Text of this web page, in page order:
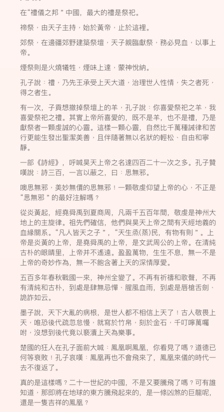
在“禮儀之邦＂中國，最大的禮是祭祀。
禘祭﹐由天子主持﹐始於黃帝﹐止於這裡。
郊祭﹐在邊疆郊野建築祭壇﹐天子親臨獻祭﹐務必見血﹐以事上
帝。
煙祭則是火燒犧牲﹐煙味上達﹐蒙神悅納。
孔子說﹕禮﹐乃先王承受上天大道﹐治理世人性情﹐失之者死﹐
得之者生。
有一次，子貢想撤掉祭壇上的羊﹐孔子說﹕你喜愛祭祀之羊﹐我
喜愛祭祀之禮。其實上帝所喜愛的，既不是羊，也不是禮，乃是
獻祭者一顆虔誠的心靈。這樣一顆心靈，自然比千萬種誡律和苦
行更能生發出聖潔美善﹐且伴隨著無以名狀的輕松﹑自由和寧
靜。
一部《詩經》，呼喊昊天上帝之名達四百二十一次之多。孔子贊
嘆說﹕詩三百，一言以蔽之，曰﹕思無邪。
噢思無邪﹐美妙無價的思無邪﹗一顆敬虔仰望上帝的心﹐不正是
“思無邪＂的最好注解嗎﹖
從炎黃起，經堯舜禹到夏商周，凡兩千五百年間，敬虔是神州大
地上的主旋律。祖先們確信，他們與昊天上帝之間有天經地義的
血緣關系。“凡人皆天之子＂，“天生烝(蒸)民，有物有則＂。上
帝是炎黃的上帝，是堯舜禹的上帝，是文武周公的上帝。在清純
古朴的眼睛里，上帝并不遙遠。盈盈萬物，生生不息，無一不是
上帝的奇妙作為，無一不飽含著上天的深情厚愛。
五百多年春秋戰國一來，神州全變了。不再有祈禱和歌聲，不再
有清純和古朴，到處是肆無忌憚﹑腥風血雨，到處是唇槍舌劍﹑
詭詐如云。
墨子說，天下大亂的病根，是世人都不相信上天了﹗古人敬畏上
天﹐唯恐後代疏忽怠慢﹐就寫於竹帛﹐刻於金石﹐千叮嚀萬囑
咐﹐沒想到後代竟以褻瀆上天為樂事。
楚國的狂人在孔子面前大喊﹕鳳凰啊鳳凰，你看見了嗎﹖道德已
何等衰敗﹗孔子哀嘆﹕鳳凰再也不會飛來了，鳳凰來儀的時代一
去不復返了。
真的是這樣嗎﹖二十一世紀的中國，不是又要騰飛了嗎﹖可有誰
知道﹐那即將在地球的東方騰飛起來的，是一條凶煞的巨龍呢，
還是一隻吉祥的鳳凰﹖